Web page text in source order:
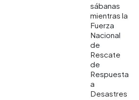
sábanas
mientras la
Fuerza
Nacional
de
Rescate
de
Respuesta
a
Desastres